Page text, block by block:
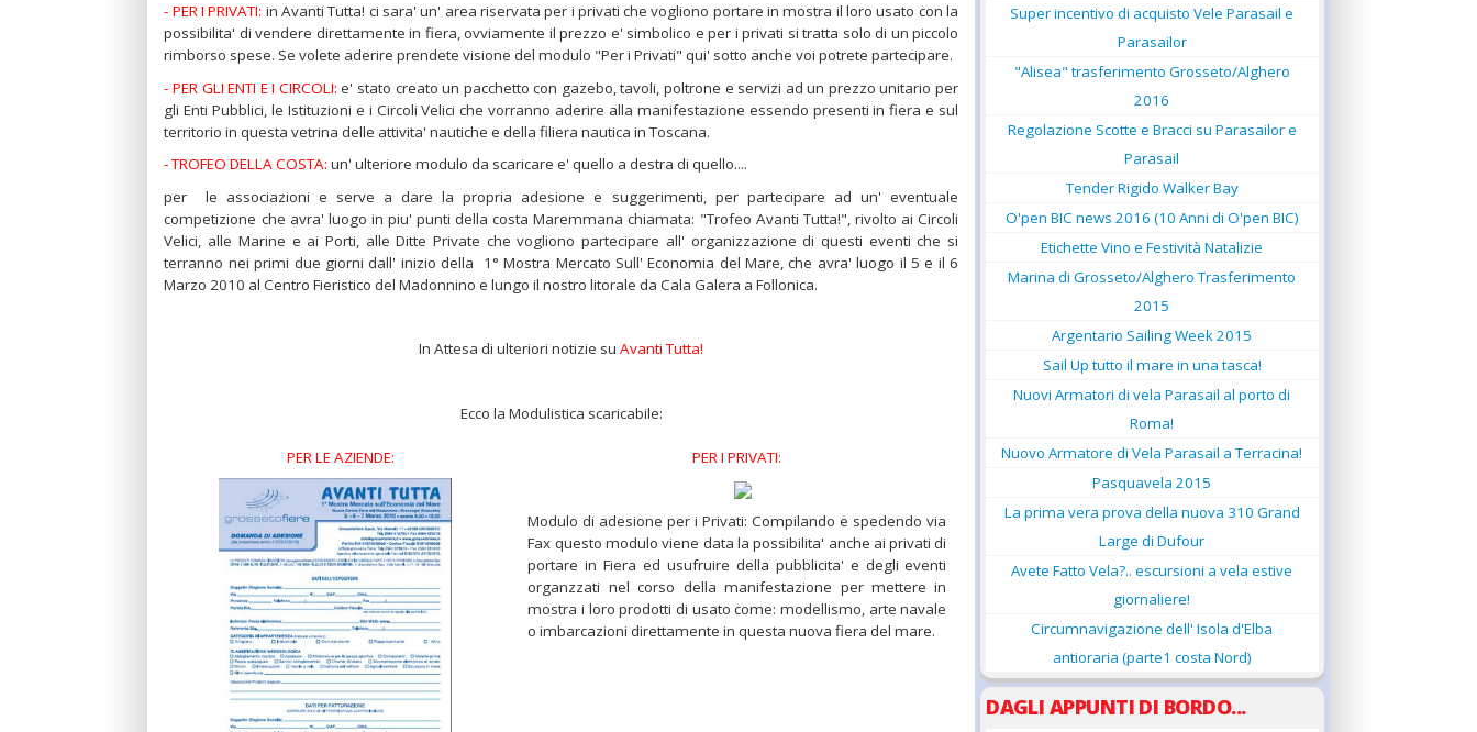
- PER I PRIVATI: in Avanti Tutta! ci sara' un' area riservata per i privati che vogliono portare in mostra il loro usato con la
possibilita' di vendere direttamente in fiera, ovviamente il prezzo e' simbolico e per i privati si tratta solo di un piccolo
rimborso spese. Se volete aderire prendete visione del modulo "Per i Privati" qui' sotto anche voi potrete partecipare.
- PER GLI ENTI E I CIRCOLI: e' stato creato un pacchetto con gazebo, tavoli, poltrone e servizi ad un prezzo unitario per
gli Enti Pubblici, le Istituzioni e i Circoli Velici che vorranno aderire alla manifestazione essendo presenti in fiera e sul
territorio in questa vetrina delle attivita' nautiche e della filiera nautica in Toscana.
- TROFEO DELLA COSTA: un' ulteriore modulo da scaricare e' quello a destra di quello....
per le associazioni e serve a dare la propria adesione e suggerimenti, per partecipare ad un' eventuale
competizione che avra' luogo in piu' punti della costa Maremmana chiamata: "Trofeo Avanti Tutta!", rivolto ai Circoli
Velici, alle Marine e ai Porti, alle Ditte Private che vogliono partecipare all' organizzazione di questi eventi che si
terranno nei primi due giorni dall' inizio della 1° Mostra Mercato Sull' Economia del Mare, che avra' luogo il 5 e il 6
Marzo 2010 al Centro Fieristico del Madonnino e lungo il nostro litorale da Cala Galera a Follonica.
In Attesa di ulteriori notizie suAvanti Tutta!
Ecco la Modulistica scaricabile:
PER LE AZIENDE: PER I PRIVATI:
Modulo di adesione per i Privati: Compilando e spedendo via
Fax questo modulo viene data la possibilita' anche ai privati di
portare in Fiera ed usufruire della pubblicita' e degli eventi
organzzati nel corso della manifestazione per mettere in
mostra i loro prodotti di usato come: modellismo, arte navale
o imbarcazioni direttamente in questa nuova fiera del mare.
Super incentivo di acquisto Vele Parasail e
Parasailor
"Alisea" trasferimento Grosseto/Alghero
2016
Regolazione Scotte e Bracci su Parasailor e
Parasail
Tender Rigido Walker Bay
O'pen BIC news 2016 (10 Anni di O'pen BIC)
Etichette Vino e Festività Natalizie
Marina di Grosseto/Alghero Trasferimento
2015
Argentario Sailing Week 2015
Sail Up tutto il mare in una tasca!
Nuovi Armatori di vela Parasail al porto di
Roma!
Nuovo Armatore di Vela Parasail a Terracina!
Pasquavela 2015
La prima vera prova della nuova 310 Grand
Large di Dufour
Avete Fatto Vela?.. escursioni a vela estive
giornaliere!
Circumnavigazione dell' Isola d'Elba
antioraria (parte1 costa Nord)
DAGLI APPUNTI DI BORDO...